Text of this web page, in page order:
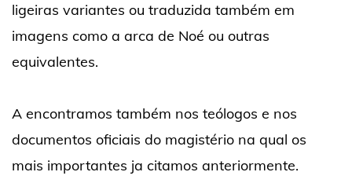
ligeiras variantes ou traduzida também em
imagens como a arca de Noé ou outras
equivalentes.
A encontramos também nos teólogos e nos
documentos oficiais do magistério na qual os
mais importantes ja citamos anteriormente.